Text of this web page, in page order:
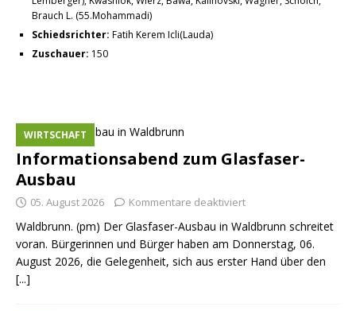
Brauch L. (55.Mohammadi)
Schiedsrichter: Fatih Kerem Icli(Lauda)
Zuschauer: 150
Informationsabend zum Glasfaser-
Ausbau
WIRTSCHAFT
05. August 2026 Kommentare deaktiviert
Waldbrunn. (pm) Der Glasfaser-Ausbau in Waldbrunn schreitet
voran. Bürgerinnen und Bürger haben am Donnerstag, 06.
August 2026, die Gelegenheit, sich aus erster Hand über den
[...]